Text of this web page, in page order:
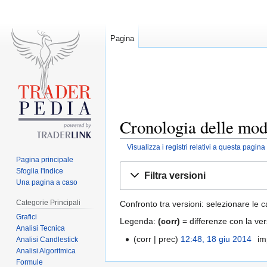
Cronologia delle
Visualizza i registri relativi a questa pagina
Filtra versioni
Confronto tra versioni: selezionare le
Legenda: (corr) = differenze con la
corr
prec 12:48, 18 giu 2014
Pagina
Pagina principale
Sfoglia l'indice
Una pagina a caso
Categorie Principali
Grafici
Analisi Tecnica
Analisi Candlestick
Analisi Algoritmica
Formule